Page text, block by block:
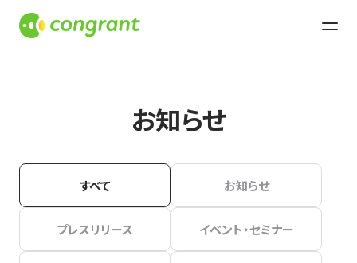
お知らせ
すべて お知らせ
プレスリリース イベント・セミナー